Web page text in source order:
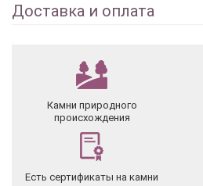
Доставка и оплата
Камни природного
происхождения
Есть сертификаты на камни